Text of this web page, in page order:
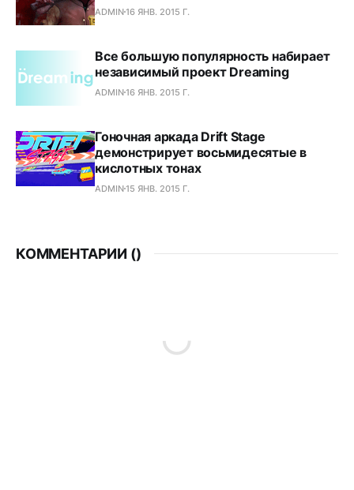
ADMIN16 ЯНВ. 2015 Г.
Все большую популярность набирает
независимый проект Dreaming
ADMIN16 ЯНВ. 2015 Г.
Гоночная аркада Drift Stage
демонстрирует восьмидесятые в
кислотных тонах
ADMIN15 ЯНВ. 2015 Г.
КОММЕНТАРИИ ()